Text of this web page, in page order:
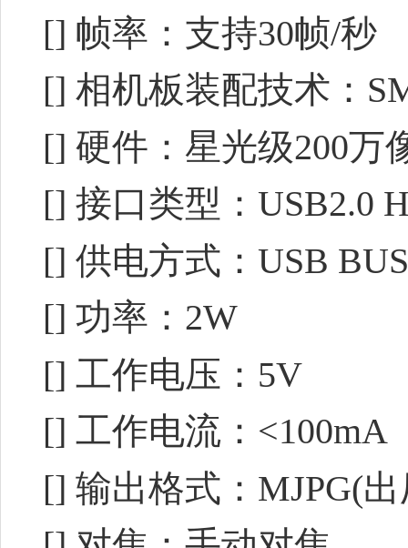
[] 帧率：支持30帧/秒
[] 相机板装配技术：
[] 硬件：星光级200万
[] 接口类型：USB2.0
[] 供电方式：USB
[] 功率：2W
[] 工作电压：5V
[] 工作电流：<100mA
[] 输出格式：MJPG(